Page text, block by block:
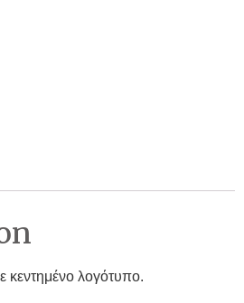
λογότυπο.